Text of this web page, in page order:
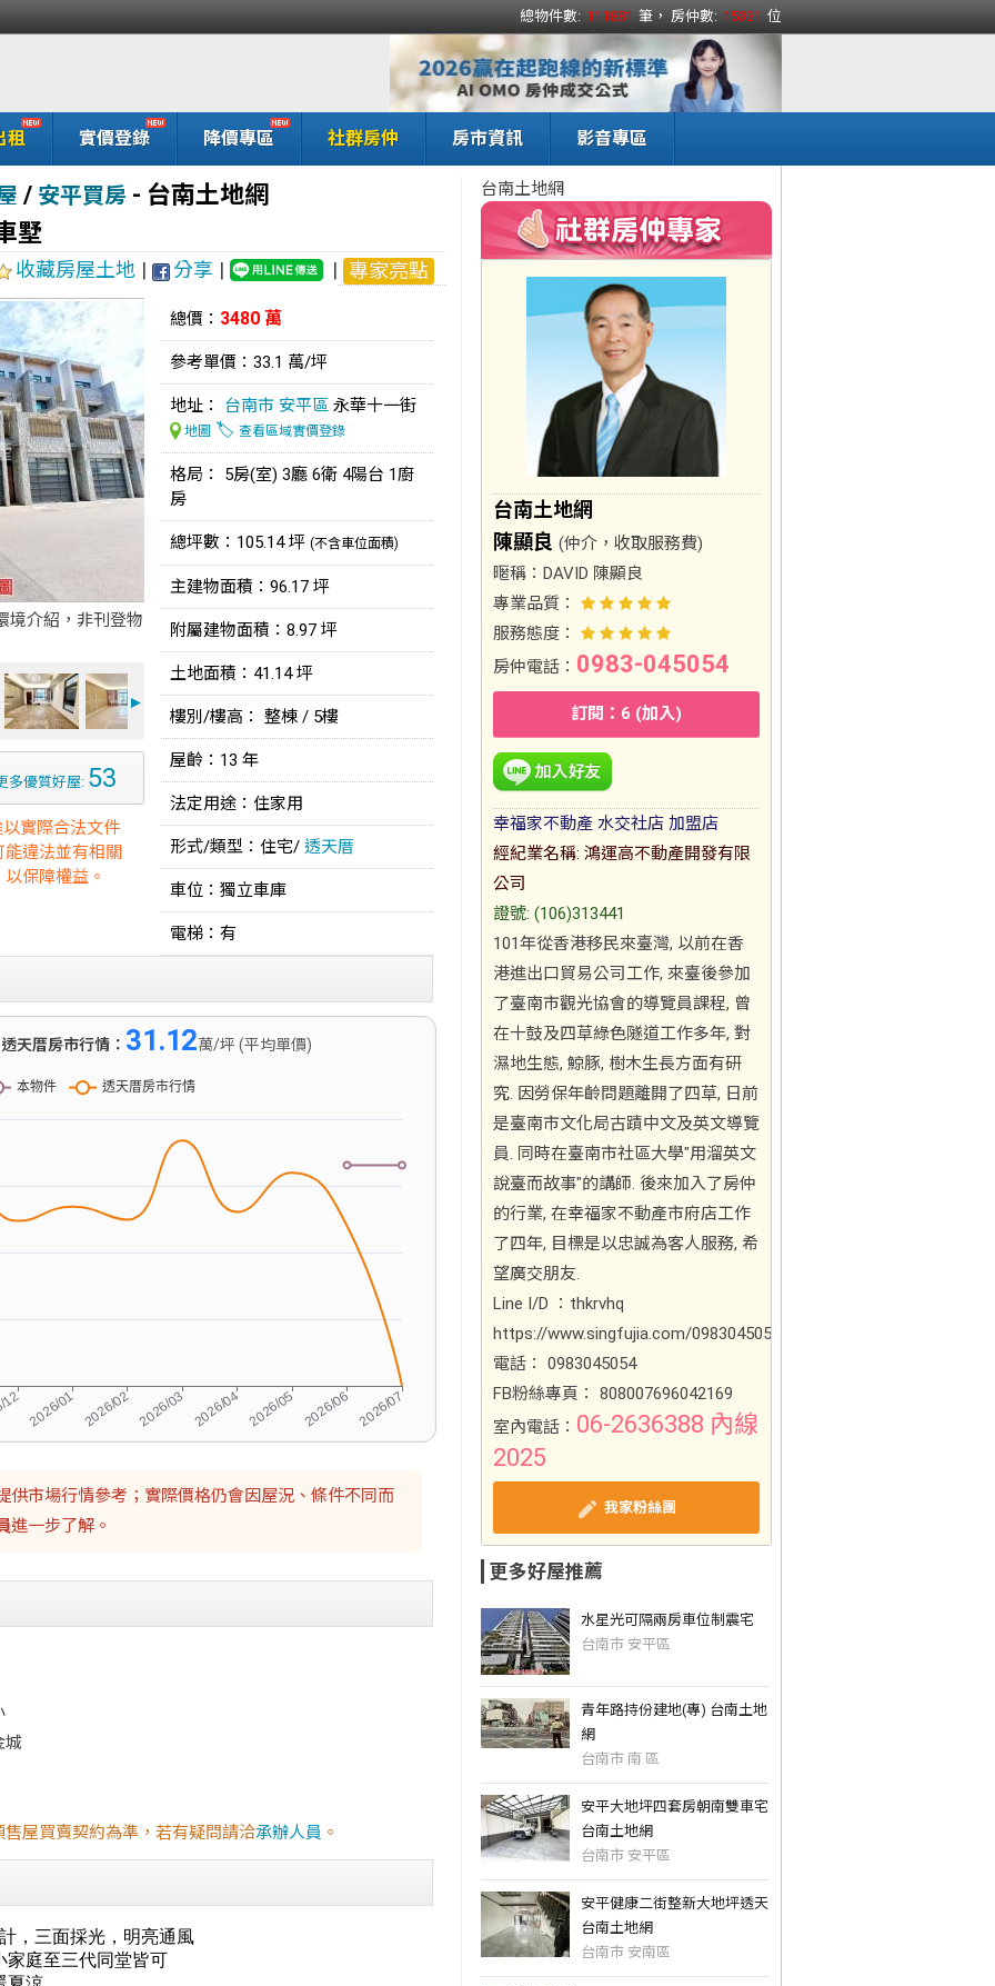
總物件數: 111881 筆， 房仲數: 15331 位
租 實價登錄 降價專區 社群房仲 房市資訊 影音專區
/ 安平買房 - 台南土地網
墅
收藏房屋土地 | 分享 | | 專家亮點
境介紹，非刊登物
►
多優質好屋: 53
實際合法文件
違法並有相關
保障權益。
總價： 3480 萬
參考單價：33.1 萬/坪
地址： 台南市 安平區 永華十一街
地圖 🏷️ 查看區域實價登錄
格局： 5房(室) 3廳 6衛 4陽台 1廚
房
總坪數：105.14 坪 (不含車位面積)
主建物面積：96.17 坪
附屬建物面積：8.97 坪
土地面積：41.14 坪
樓別/樓高： 整棟 / 5樓
屋齡：13 年
法定用途：住家用
形式/類型：住宅/ 透天厝
車位：獨立車庫
電梯：有
透天厝房市行情： 31.12萬/坪 (平均單價)
供市場行情參考；實際價格仍會因屋況、條件不同而
進一步了解。
城
屋買賣契約為準，若有疑問請洽承辦人員 。
台南土地網
台南土地網
陳顯良 (仲介，收取服務費)
暱稱： DAVID 陳顯良
專業品質：
服務態度：
房仲電話： 0983-045054
訂閱：6 (加入)
幸福家不動產 水交社店 加盟店
經紀業名稱: 鴻運高不動產開發有限
公司
證號: (106)313441
101年從香港移民來臺灣, 以前在香
港進出口貿易公司工作, 來臺後參加
了臺南市觀光協會的導覽員課程, 曾
在十鼓及四草綠色隧道工作多年, 對
濕地生態, 鯨豚, 樹木生長方面有研
究. 因勞保年齡問題離開了四草, 日前
是臺南市文化局古蹟中文及英文導覽
員. 同時在臺南市社區大學"用溜英文
說臺而故事"的講師. 後來加入了房仲
的行業, 在幸福家不動產市府店工作
了四年, 目標是以忠誠為客人服務, 希
望廣交朋友.
Line I/D ：thkrvhq
https://www.singfujia.com/0983045054
電話： 0983045054
FB粉絲專頁： 808007696042169
室內電話： 06-2636388 內線
2025
我家粉絲團
更多好屋推薦
水星光可隔兩房車位制震宅
台南市 安平區
青年路持份建地(專) 台南土地
網
台南市 南 區
安平大地坪四套房朝南雙車宅
台南土地網
台南市 安平區
安平健康二街整新大地坪透天
台南土地網
台南市 安南區